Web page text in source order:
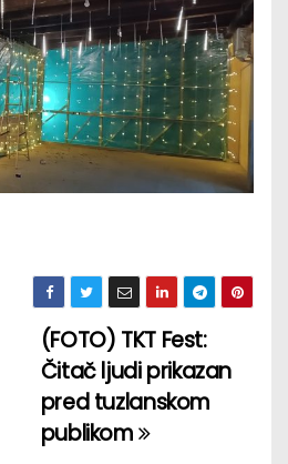
(FOTO) TKT Fest:
Čitač ljudi prikazan
pred tuzlanskom
publikom